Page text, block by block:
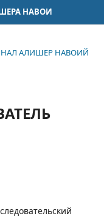
НАВОИ
АЛИШЕР НАВОИЙ